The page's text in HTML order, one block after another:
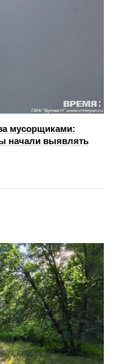
мусорщиками:
начали выявлять